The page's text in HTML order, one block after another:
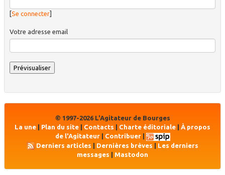
Se connecter]
Votre adresse email
© 1997-2026 L'Agitateur de Bourges
La une
Plan du site Contacts Charte éditoriale
À propos
de l'Agitateur| Contribuer|
Derniers articles | Dernières brèves | Les derniers
messages
Mastodon